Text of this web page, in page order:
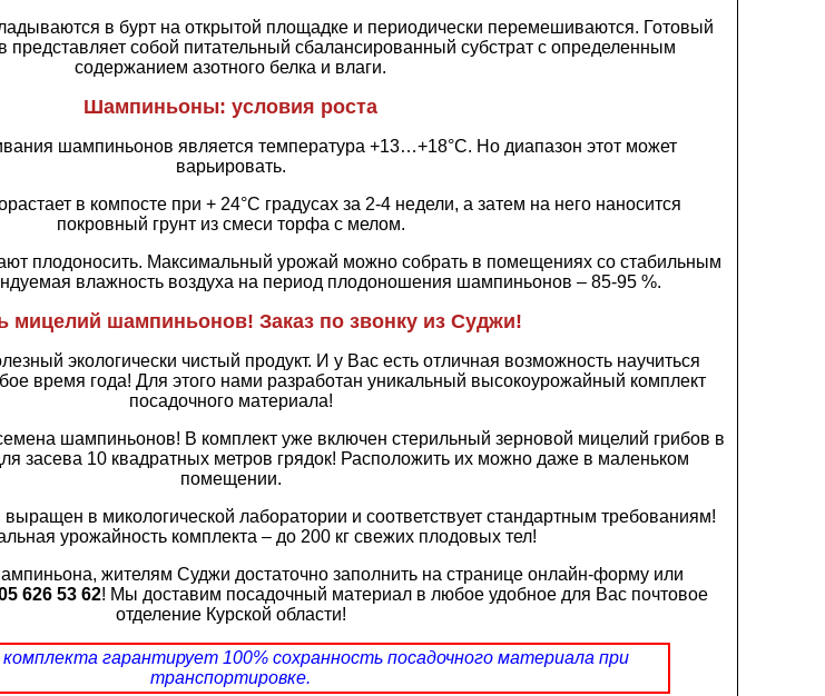
в бурт на открытой площадке и периодически перемешиваются. Готовый
собой питательный сбалансированный субстрат с определенным
содержанием азотного белка и влаги.
Шампиньоны: условия роста
шампиньонов является температура +13…+18°С. Но диапазон этот может
варьировать.
в компосте при + 24°С градусах за 2-4 недели, а затем на него наносится
покровный грунт из смеси торфа с мелом.
плодоносить. Максимальный урожай можно собрать в помещениях со стабильным
влажность воздуха на период плодоношения шампиньонов – 85-95 %.
мицелий шампиньонов! Заказ по звонку из Суджи!
экологически чистый продукт. И у Вас есть отличная возможность научиться
время года! Для этого нами разработан уникальный высокоурожайный комплект
посадочного материала!
шампиньонов! В комплект уже включен стерильный зерновой мицелий грибов в
засева 10 квадратных метров грядок! Расположить их можно даже в маленьком
помещении.
в микологической лаборатории и соответствует стандартным требованиям!
урожайность комплекта – до 200 кг свежих плодовых тел!
жителям Суджи достаточно заполнить на странице онлайн-форму или
626 53 62! Мы доставим посадочный материал в любое удобное для Вас почтовое
отделение Курской области!
гарантирует 100% сохранность посадочного материала при
транспортировке.